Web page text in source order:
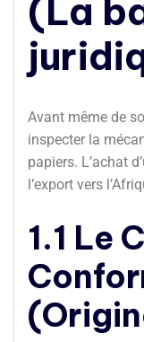
(La
Avant même de
inspecter la
papiers. L’achat
l’export vers
1.1 Le